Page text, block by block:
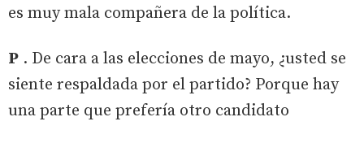
es muy mala compañera de la política.
P . De cara a las elecciones de mayo, ¿usted se
siente respaldada por el partido? Porque hay
una parte que prefería otro candidato